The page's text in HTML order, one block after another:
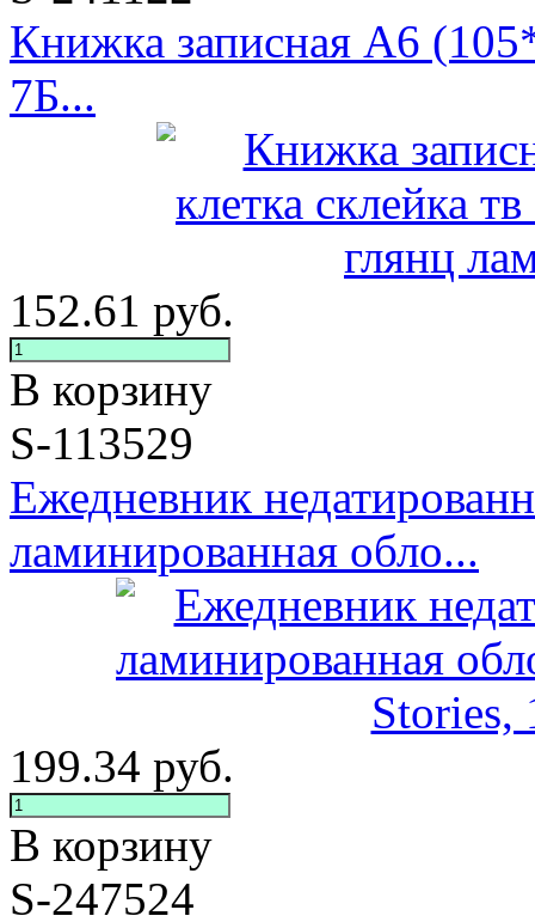
Книжка записная А6
7Б...
152.61 руб.
В корзину
S-113529
Ежедневник
ламинированная обло...
199.34 руб.
В корзину
S-247524